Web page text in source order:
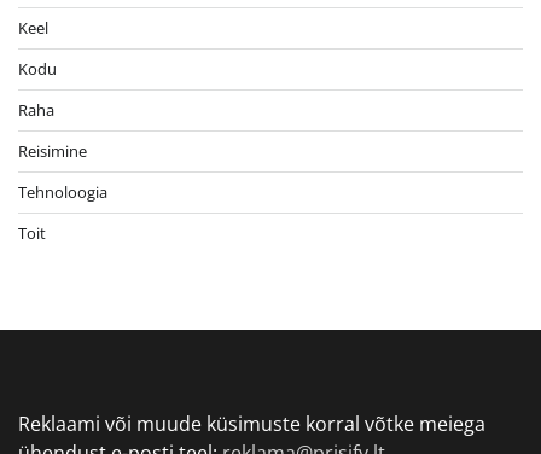
Keel
Kodu
Raha
Reisimine
Tehnoloogia
Toit
Reklaami või muude küsimuste korral võtke meiega